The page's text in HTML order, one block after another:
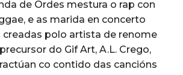
de Ordes mestura o rap con
e as marida en concerto
creadas polo artista de renome
do Gif Art, A.L. Crego,
co contido das cancións